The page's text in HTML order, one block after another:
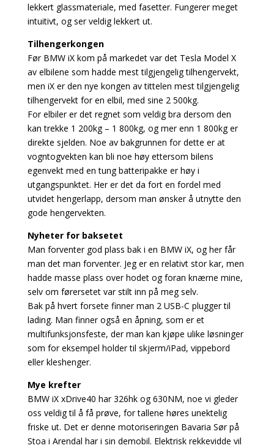
lekkert glassmateriale, med fasetter. Fungerer meget
intuitivt, og ser veldig lekkert ut.
Tilhengerkongen
Før BMW iX kom på markedet var det Tesla Model X
av elbilene som hadde mest tilgjengelig tilhengervekt,
men iX er den nye kongen av tittelen mest tilgjengelig
tilhengervekt for en elbil, med sine 2 500kg.
For elbiler er det regnet som veldig bra dersom den
kan trekke 1 200kg – 1 800kg, og mer enn 1 800kg er
direkte sjelden. Noe av bakgrunnen for dette er at
vogntogvekten kan bli noe høy ettersom bilens
egenvekt med en tung batteripakke er høy i
utgangspunktet. Her er det da fort en fordel med
utvidet hengerlapp, dersom man ønsker å utnytte den
gode hengervekten.
Nyheter for baksetet
Man forventer god plass bak i en BMW iX, og her får
man det man forventer. Jeg er en relativt stor kar, men
hadde masse plass over hodet og foran knærne mine,
selv om førersetet var stilt inn på meg selv.
Bak på hvert forsete finner man 2 USB-C plugger til
lading. Man finner også en åpning, som er et
multifunksjonsfeste, der man kan kjøpe ulike løsninger
som for eksempel holder til skjerm/iPad, vippebord
eller kleshenger.
Mye krefter
BMW iX xDrive40 har 326hk og 630NM, noe vi gleder
oss veldig til å få prøve, for tallene høres unektelig
friske ut. Det er denne motoriseringen Bavaria Sør på
Stoa i Arendal har i sin demobil. Elektrisk rekkevidde vil